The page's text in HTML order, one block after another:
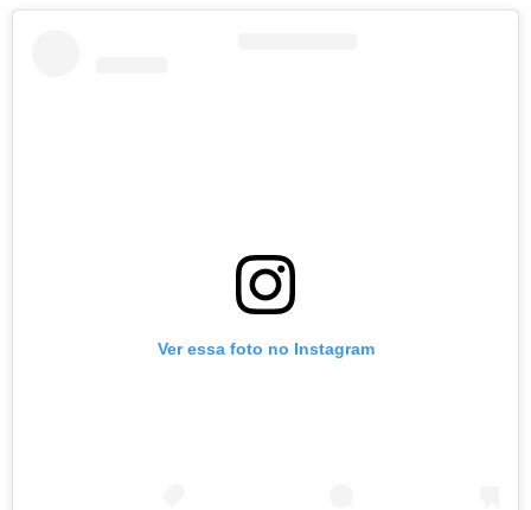
Ver essa foto no Instagram